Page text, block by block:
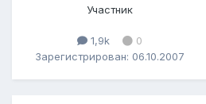
Участник
1,9k
0
Зарегистрирован: 06.10.2007